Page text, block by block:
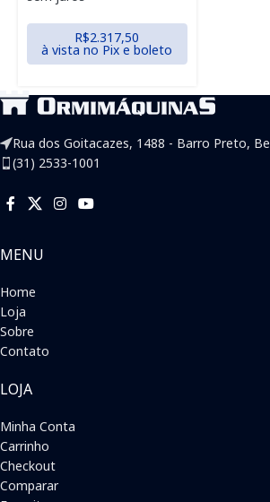
R$2.317,50
à vista no Pix e boleto
Rua dos Goitacazes, 1488 - Barro Preto,
(31) 2533-1001
MENU
Home
Loja
Sobre
Contato
LOJA
Minha Conta
Carrinho
Checkout
Comparar